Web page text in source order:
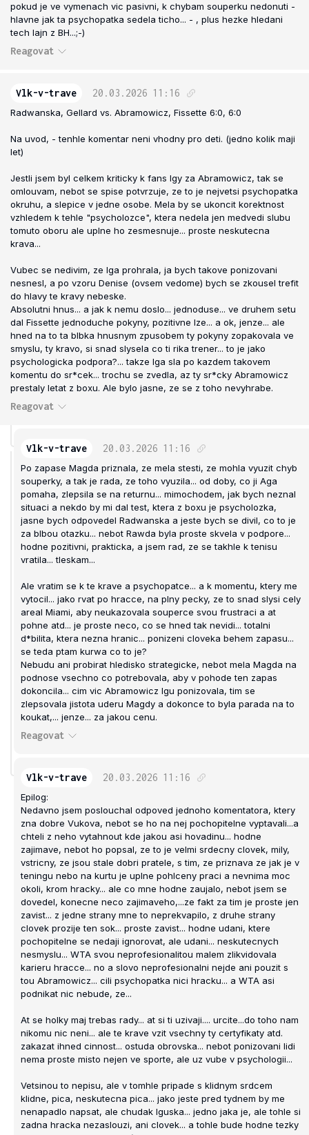
pokud je ve vymenach vic pasivni, k chybam souperku nedonuti -
hlavne jak ta psychopatka sedela ticho... - , plus hezke hledani
tech lajn z BH...;-)
Reagovat
Vlk-v-trave 20.03.2026 11:16
Radwanska, Gellard vs. Abramowicz, Fissette 6:0, 6:0
Na uvod, - tenhle komentar neni vhodny pro deti. (jedno kolik maji
let)
Jestli jsem byl celkem kriticky k fans Igy za Abramowicz, tak se
omlouvam, nebot se spise potvrzuje, ze to je nejvetsi psychopatka
okruhu, a slepice v jedne osobe. Mela by se ukoncit korektnost
vzhledem k tehle "psycholozce", ktera nedela jen medvedi slubu
tomuto oboru ale uplne ho zesmesnuje... proste neskutecna
krava...
Vubec se nedivim, ze Iga prohrala, ja bych takove ponizovani
nesnesl, a po vzoru Denise (ovsem vedome) bych se zkousel trefit
do hlavy te kravy nebeske.
Absolutni hnus... a jak k nemu doslo... jednoduse... ve druhem setu
dal Fissette jednoduche pokyny, pozitivne Ize... a ok, jenze... ale
hned na to ta blbka hnusnym zpusobem ty pokyny zopakovala ve
smyslu, ty kravo, si snad slysela co ti rika trener... to je jako
psychologicka podpora?... takze Iga sla po kazdem takovem
komentu do sr*cek... trochu se zvedla, az ty sr*cky Abramowicz
prestaly letat z boxu. Ale bylo jasne, ze se z toho nevyhrabe.
Reagovat
Vlk-v-trave 20.03.2026 11:16
Po zapase Magda priznala, ze mela stesti, ze mohla vyuzit chyb
souperky, a tak je rada, ze toho vyuzila... od doby, co ji Aga
pomaha, zlepsila se na returnu... mimochodem, jak bych neznal
situaci a nekdo by mi dal test, ktera z boxu je psycholozka,
jasne bych odpovedel Radwanska a jeste bych se divil, co to je
za blbou otazku... nebot Rawda byla proste skvela v podpore...
hodne pozitivni, prakticka, a jsem rad, ze se takhle k tenisu
vratila... tleskam...
Ale vratim se k te krave a psychopatce... a k momentu, ktery me
vytocil... jako rvat po hracce, na plny pecky, ze to snad slysi cely
areal Miami, aby neukazovala souperce svou frustraci a at
pohne atd... je proste neco, co se hned tak nevidi... totalni
d*bilita, ktera nezna hranic... ponizeni cloveka behem zapasu...
se teda ptam kurwa co to je?
Nebudu ani probirat hledisko strategicke, nebot mela Magda na
podnose vsechno co potrebovala, aby v pohode ten zapas
dokoncila... cim vic Abramowicz Igu ponizovala, tim se
zlepsovala jistota uderu Magdy a dokonce to byla parada na to
koukat,... jenze... za jakou cenu.
Reagovat
Vlk-v-trave 20.03.2026 11:16
Epilog:
Nedavno jsem poslouchal odpoved jednoho komentatora, ktery
zna dobre Vukova, nebot se ho na nej pochopitelne vyptavali...a
chteli z neho vytahnout kde jakou asi hovadinu... hodne
zajimave, nebot ho popsal, ze to je velmi srdecny clovek, mily,
vstricny, ze jsou stale dobri pratele, s tim, ze priznava ze jak je v
teningu nebo na kurtu je uplne pohlceny praci a nevnima moc
okoli, krom hracky... ale co mne hodne zaujalo, nebot jsem se
dovedel, konecne neco zajimaveho,...ze fakt za tim je proste jen
zavist... z jedne strany mne to neprekvapilo, z druhe strany
clovek prozije ten sok... proste zavist... hodne udani, ktere
pochopitelne se nedaji ignorovat, ale udani... neskutecnych
nesmyslu... WTA svou neprofesionalitou malem zlikvidovala
karieru hracce... no a slovo neprofesionalni nejde ani pouzit s
tou Abramowicz... cili psychopatka nici hracku... a WTA asi
podnikat nic nebude, ze...
At se holky maj trebas rady... at si ti uzivaji.... urcite...do toho nam
nikomu nic neni... ale te krave vzit vsechny ty certyfikaty atd.
zakazat ihned cinnost... ostuda obrovska... nebot ponizovani lidi
nema proste misto nejen ve sporte, ale uz vube v psychologii...
Vetsinou to nepisu, ale v tomhle pripade s klidnym srdcem
klidne, pica, neskutecna pica... jako jeste pred tydnem by me
nenapadlo napsat, ale chudak Iguska... jedno jaka je, ale tohle si
zadna hracka nezaslouzi, ani clovek... a tohle bude hodne tezky